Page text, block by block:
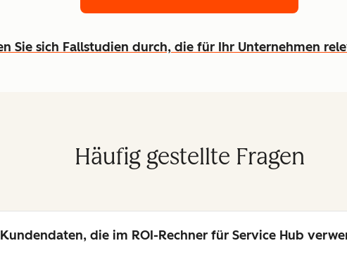
Sie sich Fallstudien durch, die für Ihr Unternehmen
Häufig gestellte Fragen
die im ROI-Rechner für Service Hub